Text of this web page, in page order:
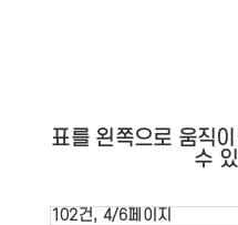
표를 왼쪽으로 움직
수
102건, 4/6페이지